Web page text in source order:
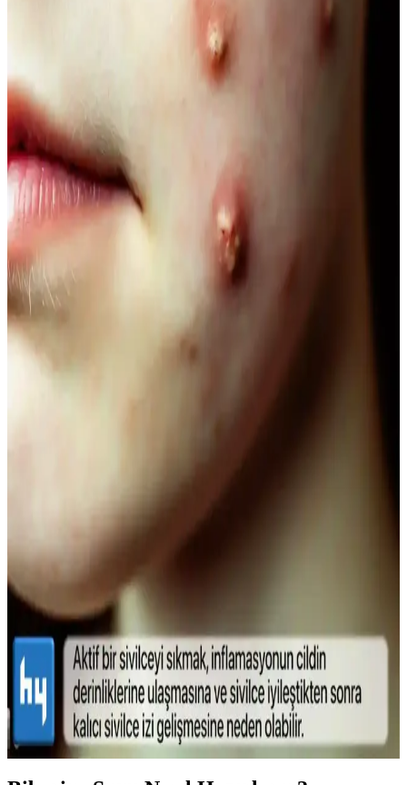
Doğal İçerikli Duş Jeli Seçenekleri: Le Petit
Marseillais ve Palmolive Naturals Ürünleri
Her iki markanın doğal içerikli duş jeli ürünleri, cilt sağlığı ve
ferahlık sunar. Le Petit Marseillais’in doğadan ilham alan formülleri
ve Palmolive Naturals’in hafif yapısı, çeşitli boyut ve fiyat
seçenekleriyle bakımda tercih edilir.
Vegan Göz Altı Bakım Kremleri: Doğal ve
Hayvansal İçeriksiz Çözüm Önerileri
Vegan göz altı kremleri, doğal içeriklerle formüle edilerek cilt
sağlığını destekler, çevresel sorumluluğu gözetir ve hassas göz
çevresine uygun bakım sağlar.
Doğal Ağız Bakım Macunları: Bitkisel İçeriklerle
Sağlıklı Diş ve Diş Eti Bakımı
Doğal ağız bakım macunları, bitkisel özler ve antiseptik maddelerle
diş ve diş eti sağlığını koruyan güvenli alternatifler sunar, kimyasal
içeriklere göre avantaj sağlar.
Lykd Makyaj Sabitleyici Sprey: Gün Boyu Tazelik
ve Doğal Görünüm Sağlayan Hafif Formül
Lykd makyaj sabitleyici spreyi, hafif yapısı ve yüksek
performansıyla makyajın gün boyunca taze ve doğal kalmasını
Sivilce Tedavi Yöntemleri: Doğal ve Medikal
Yaklaşımlarla Cilt Bakımı
Sivilce tedavisinde doğal ve medikal yöntemleri, dikkat edilmesi
gerekenleri ve cilt sağlığını koruma yollarını öğrenin.